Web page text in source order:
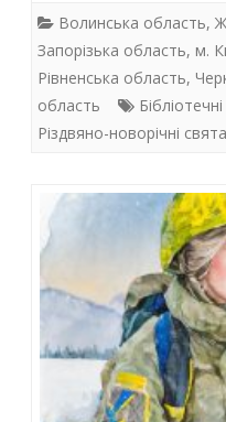
і
e
b
o
o
itt
er
at
s
A
p n
Волинська область,
Запорізька область, м.
Рівненська область,
область
Різдвяно-новорічні свята